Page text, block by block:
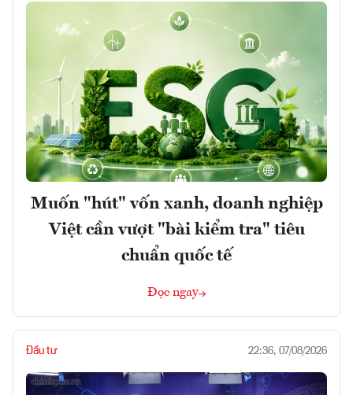
Muốn "hút" vốn xanh, doanh nghiệp
Việt cần vượt "bài kiểm tra" tiêu
chuẩn quốc tế
Đọc ngay
Đầu tư 22:36, 07/08/2026